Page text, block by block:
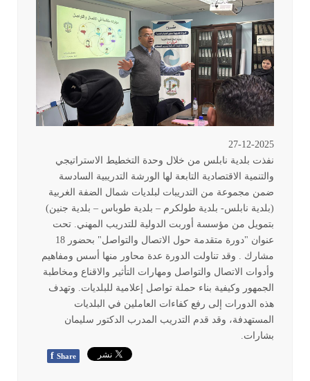
27-12-2025
نفذت بلدية نابلس من خلال وحدة التخطيط الاستراتيجي
والتنمية الاقتصادية التابعة لها الورشة التدريبية السادسة
ضمن مجموعة من التدريبات لبلديات شمال الضفة الغربية
(بلدية نابلس- بلدية طولكرم – بلدية طوباس – بلدية جنين)
بتمويل من مؤسسة أوربت الدولية للتدريب المهني. تحت
عنوان "دورة متقدمة حول الاتصال والتواصل" بحضور 18
مشارك . وقد تناولت الدورة عدة محاور منها أسس ومفاهيم
وأدوات الاتصال والتواصل ومهارات التأثير والاقناع ومخاطبة
الجمهور وكيفية بناء حملة تواصل إعلامية للبلديات. وتهدف
هذه الدورات إلى رفع كفاءات العاملين في البلديات
المستهدفة، وقد قدم التدريب المدرب الدكتور سليمان
بشارات
f Share